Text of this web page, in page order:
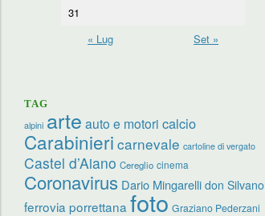
31
« Lug
Set »
TAG
alpini arte auto e motori calcio
Carabinieri carnevale cartoline di vergato
Castel d’Aiano Cereglio cinema
Coronavirus Dario Mingarelli don Silvano
ferrovia porrettana foto Graziano Pederzani